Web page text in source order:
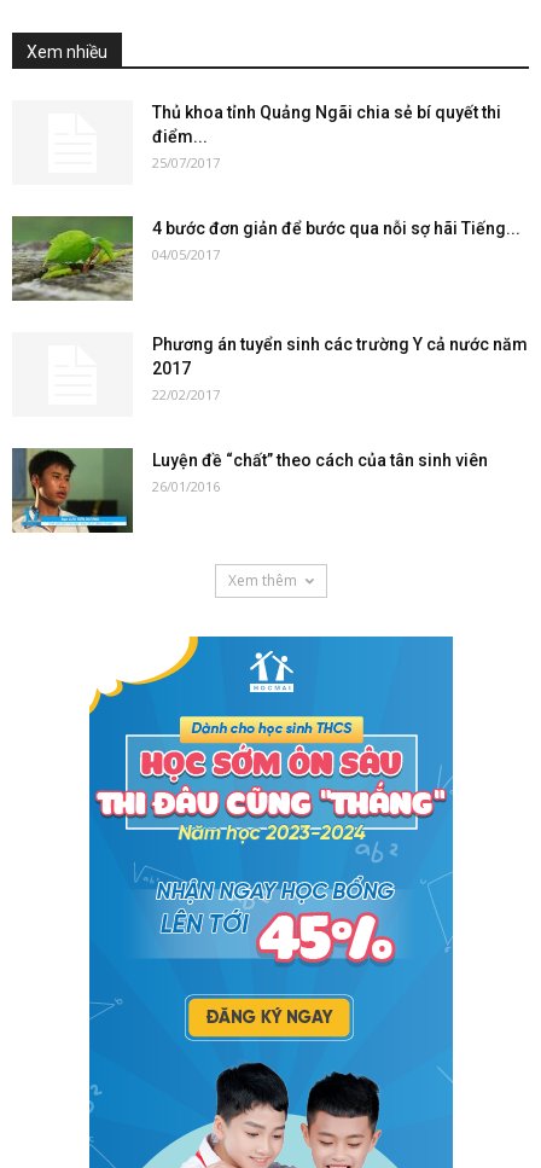
Xem nhiều
Thủ khoa tỉnh Quảng Ngãi chia sẻ bí quyết thi
điểm...
25/07/2017
4 bước đơn giản để bước qua nỗi sợ hãi Tiếng...
04/05/2017
Phương án tuyển sinh các trường Y cả nước năm
2017
22/02/2017
Luyện đề “chất” theo cách của tân sinh viên
26/01/2016
Xem thêm